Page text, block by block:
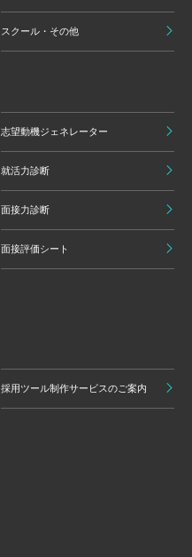
スクール・その他
志望動機ジェネレーター
就活力診断
面接力診断
面接評価シート
採用ツール制作サービスのご案内